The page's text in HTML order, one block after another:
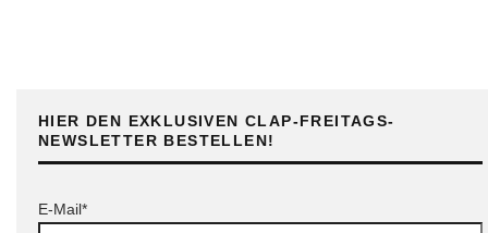
HIER DEN EXKLUSIVEN CLAP-FREITAGS-
NEWSLETTER BESTELLEN!
E-Mail*